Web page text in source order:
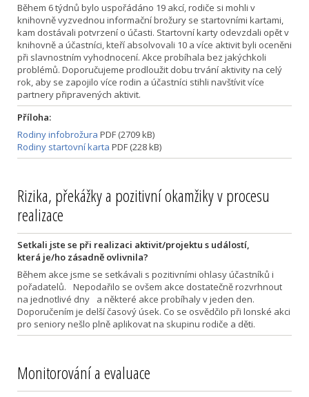
Během 6 týdnů bylo uspořádáno 19 akcí, rodiče si mohli v
knihovně vyzvednou informační brožury se startovními kartami,
kam dostávali potvrzení o účasti. Startovní karty odevzdali opět v
knihovně a účastníci, kteří absolvovali 10 a více aktivit byli oceněni
při slavnostním vyhodnocení. Akce probíhala bez jakýchkoli
problémů. Doporučujeme prodloužit dobu trvání aktivity na celý
rok, aby se zapojilo více rodin a účastníci stihli navštívit více
partnery připravených aktivit.
Příloha:
Rodiny infobrožura PDF (2709 kB)
Rodiny startovní karta PDF (228 kB)
Rizika, překážky a pozitivní okamžiky v procesu
realizace
Setkali jste se při realizaci aktivit/projektu s událostí,
která je/ho zásadně ovlivnila?
Během akce jsme se setkávali s pozitivními ohlasy účastníků i
pořadatelů. Nepodařilo se ovšem akce dostatečně rozvrhnout
na jednotlivé dny a některé akce probíhaly v jeden den.
Doporučením je delší časový úsek. Co se osvědčilo při lonské akci
pro seniory nešlo plně aplikovat na skupinu rodiče a děti.
Monitorování a evaluace